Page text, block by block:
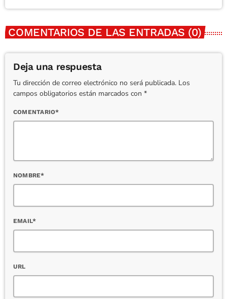
COMENTARIOS DE LAS ENTRADAS (0)
Deja una respuesta
Tu dirección de correo electrónico no será publicada. Los
campos obligatorios están marcados con *
COMENTARIO*
NOMBRE*
EMAIL*
URL